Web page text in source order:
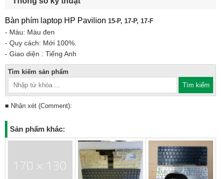
Bàn phím laptop HP Pavilion 15-P, 17-P, 17-F
- Màu: Màu đen
- Quy cách: Mới 100%.
- Giao diện : Tiếng Anh
Tìm kiếm sản phẩm
■ Nhận xét (Comment):
Sản phẩm khác: